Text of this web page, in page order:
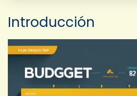
Introducción